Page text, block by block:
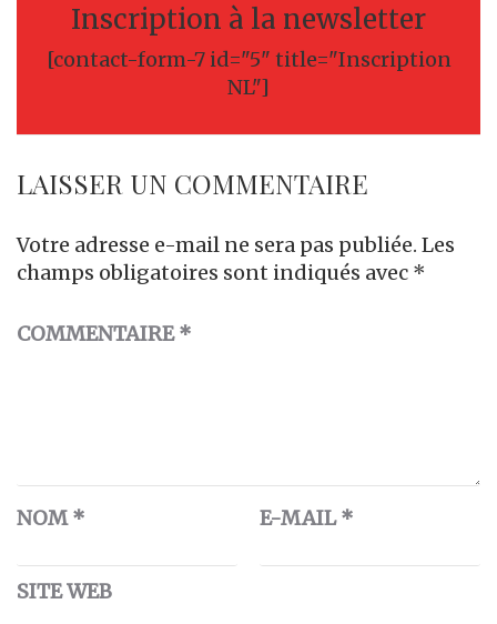
Inscription à la newsletter
[contact-form-7 id="5" title="Inscription
NL"]
LAISSER UN COMMENTAIRE
Votre adresse e-mail ne sera pas publiée. Les
champs obligatoires sont indiqués avec *
COMMENTAIRE*
NOM* E-MAIL*
SITE WEB